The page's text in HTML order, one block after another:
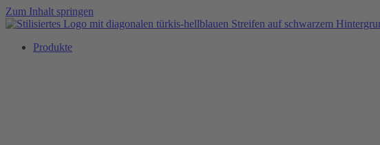
Zum Inhalt springen
Produkte